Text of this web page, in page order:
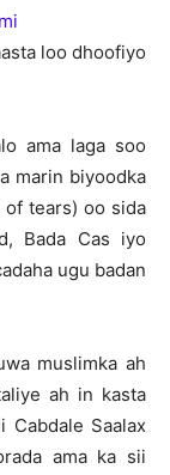
loo dhoofiyo
ama laga soo
marin biyoodka
of tears) oo sida
Bada Cas iyo
ugu badan
muslimka ah
ah in kasta
Cabdale Saalax
ama ka sii